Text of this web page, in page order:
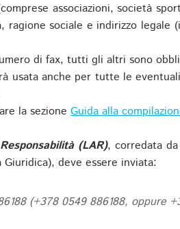
associazioni, società
ragione sociale e indirizzo
di fax, tutti gli altri sono
usata anche per tutte le
la sezione Guida alla
(LAR), corredata
deve essere inviata:
(+378 0549 886188, oppure